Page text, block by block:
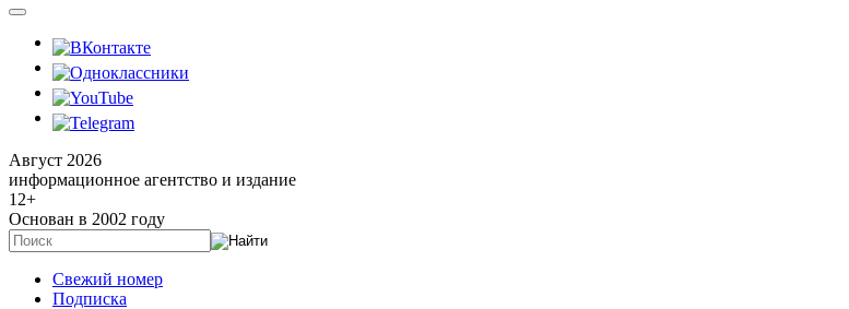
Август 2026
информационное агентство и издание
12+
Основан в 2002 году
Свежий номер
Подписка